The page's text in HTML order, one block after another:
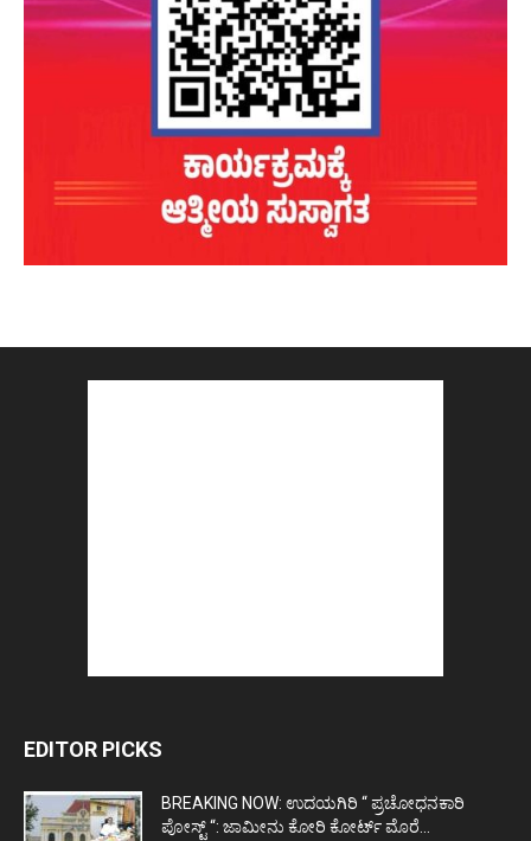
EDITOR PICKS
BREAKING NOW: ಉದಯಗಿರಿ “ ಪ್ರಚೋಧನಕಾರಿ
ಪೋಸ್ಟ್‌ “: ಜಾಮೀನು ಕೋರಿ ಕೋರ್ಟ್‌ ಮೊರೆ...